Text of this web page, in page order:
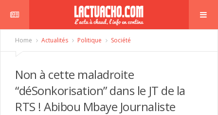
Home Actualités Politique Société
Non à cette maladroite
“déSonkorisation” dans le JT de la
RTS ! Abibou Mbaye Journaliste